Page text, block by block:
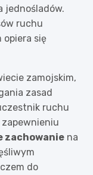
jednośladów.
ruchu
się
zamojskim,
zasad
ruchu
zachowanie na
do